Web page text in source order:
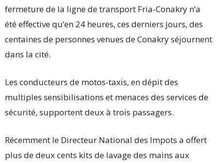
fermeture de la ligne de transport Fria-Conakry n’a
été effective qu’en 24 heures, ces derniers jours, des
centaines de personnes venues de Conakry séjournent
dans la cité.
Les conducteurs de motos-taxis, en dépit des
multiples sensibilisations et menaces des services de
sécurité, supportent deux à trois passagers.
Récemment le Directeur National des Impots a offert
plus de deux cents kits de lavage des mains aux